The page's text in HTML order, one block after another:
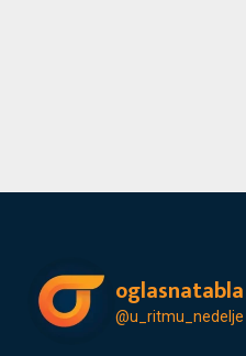
oglasnatabla
@u_ritmu_nedelje